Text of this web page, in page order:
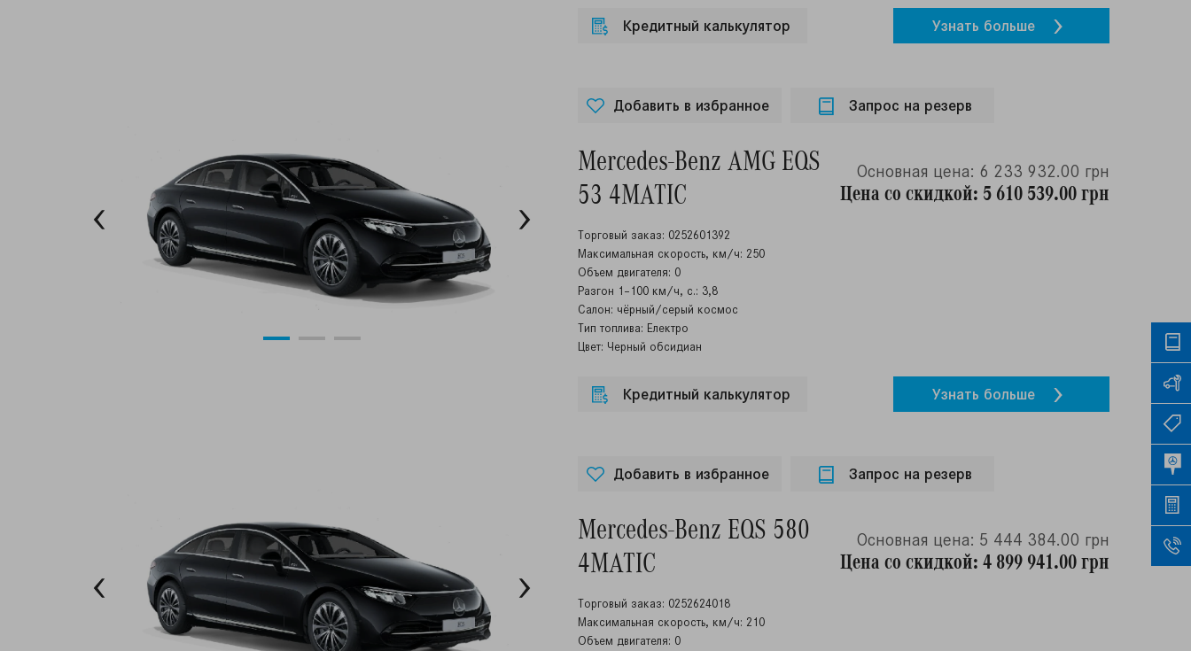
Кредитный калькулятор Узнать больше
Добавить в избранное Запрос на резерв
Mercedes-Benz AMG EQS
53 4MATIC
Основная цена: 6 233 932.00 грн
Цена со скидкой: 5 610 539.00 грн
Торговый заказ: 0252601392
Максимальная скорость, км/ч: 250
Объем двигателя: 0
Разгон 1–100 км/ч, с.: 3,8
Салон: чёрный/серый космос
Тип топлива: Електро
Цвет: Черный обсидиан
Кредитный калькулятор Узнать больше
Добавить в избранное Запрос на резерв
Mercedes-Benz EQS 580
4MATIC
Основная цена: 5 444 384.00 грн
Цена со скидкой: 4 899 941.00 грн
Торговый заказ: 0252624018
Максимальная скорость, км/ч: 210
Объем двигателя: 0